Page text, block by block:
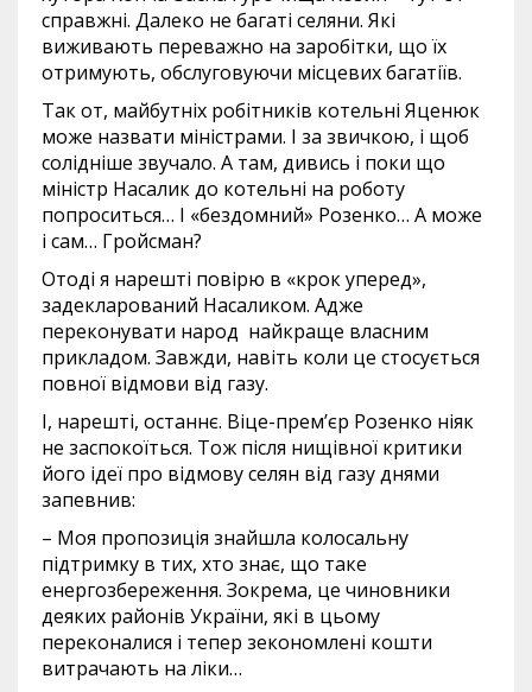
справжні. Далеко не багаті селяни. Які
виживають переважно на заробітки, що їх
отримують, обслуговуючи місцевих багатіїв.
Так от, майбутніх робітників котельні Яценюк
може назвати міністрами. І за звичкою, і щоб
солідніше звучало. А там, дивись і поки що
міністр Насалик до котельні на роботу
попроситься… І «бездомний» Розенко… А може
і сам… Гройсман?
Отоді я нарешті повірю в «крок уперед»,
задекларований Насаликом. Адже
переконувати народ найкраще власним
прикладом. Завжди, навіть коли це стосується
повної відмови від газу.
І, нарешті, останнє. Віце-прем’єр Розенко ніяк
не заспокоїться. Тож після нищівної критики
його ідеї про відмову селян від газу днями
запевнив:
– Моя пропозиція знайшла колосальну
підтримку в тих, хто знає, що таке
енергозбереження. Зокрема, це чиновники
деяких районів України, які в цьому
переконалися і тепер зекономлені кошти
витрачають на ліки…